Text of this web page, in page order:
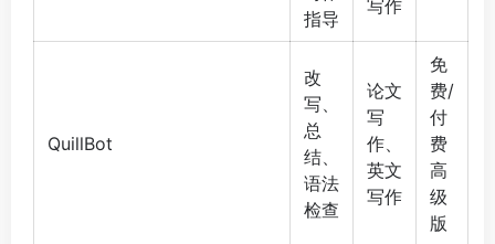
指导
写作
QuillBot
改
写、
总
结、
语法
检查
论文
写
作、
英文
写作
免
费/
付
费
高
级
版